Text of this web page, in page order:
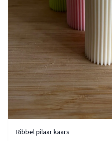
Ribbel pilaar kaars